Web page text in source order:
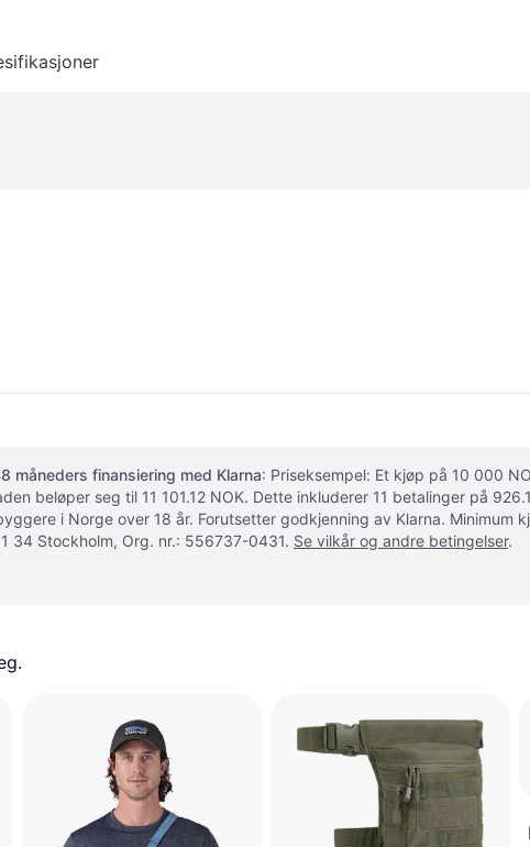
måneders finansiering med Klarna: Priseksempel: Et kjøp på 10 000
beløper seg til 11 101.12 NOK. Dette inkluderer 11 betalinger på
i Norge over 18 år. Forutsetter godkjenning av Klarna. Minimum
34 Stockholm, Org. nr.: 556737-0431. Se vilkår og andre betingelser.